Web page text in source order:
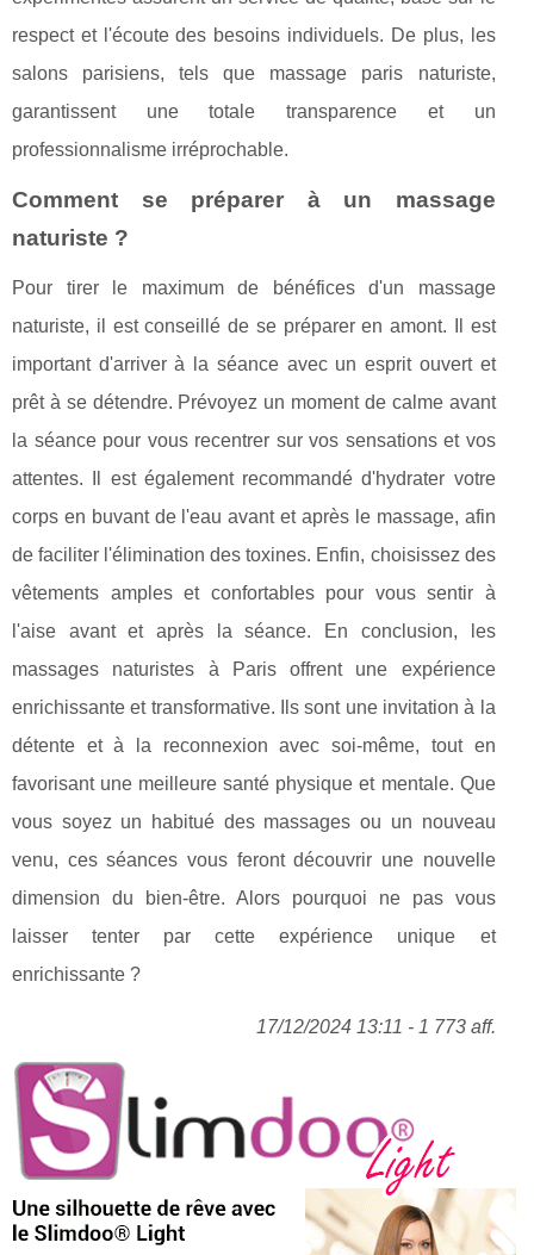
respect et l'écoute des besoins individuels. De plus, les
salons parisiens, tels que massage paris naturiste,
garantissent une totale transparence et un
professionnalisme irréprochable.
Comment se préparer à un massage
naturiste ?
Pour tirer le maximum de bénéfices d'un massage
naturiste, il est conseillé de se préparer en amont. Il est
important d'arriver à la séance avec un esprit ouvert et
prêt à se détendre. Prévoyez un moment de calme avant
la séance pour vous recentrer sur vos sensations et vos
attentes. Il est également recommandé d'hydrater votre
corps en buvant de l'eau avant et après le massage, afin
de faciliter l'élimination des toxines. Enfin, choisissez des
vêtements amples et confortables pour vous sentir à
l'aise avant et après la séance. En conclusion, les
massages naturistes à Paris offrent une expérience
enrichissante et transformative. Ils sont une invitation à la
détente et à la reconnexion avec soi-même, tout en
favorisant une meilleure santé physique et mentale. Que
vous soyez un habitué des massages ou un nouveau
venu, ces séances vous feront découvrir une nouvelle
dimension du bien-être. Alors pourquoi ne pas vous
laisser tenter par cette expérience unique et
enrichissante ?
17/12/2024 13:11 - 1 773 aff.